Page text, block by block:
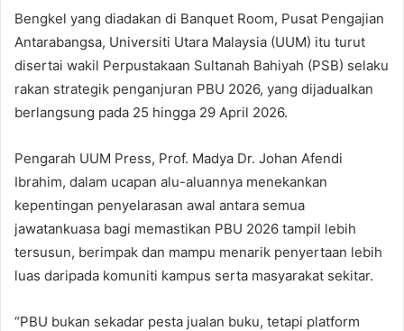
Bengkel yang diadakan di Banquet Room, Pusat Pengajian
Antarabangsa, Universiti Utara Malaysia (UUM) itu turut
disertai wakil Perpustakaan Sultanah Bahiyah (PSB) selaku
rakan strategik penganjuran PBU 2026, yang dijadualkan
berlangsung pada 25 hingga 29 April 2026.
Pengarah UUM Press, Prof. Madya Dr. Johan Afendi
Ibrahim, dalam ucapan alu-aluannya menekankan
kepentingan penyelarasan awal antara semua
jawatankuasa bagi memastikan PBU 2026 tampil lebih
tersusun, berimpak dan mampu menarik penyertaan lebih
luas daripada komuniti kampus serta masyarakat sekitar.
“PBU bukan sekadar pesta jualan buku, tetapi platform